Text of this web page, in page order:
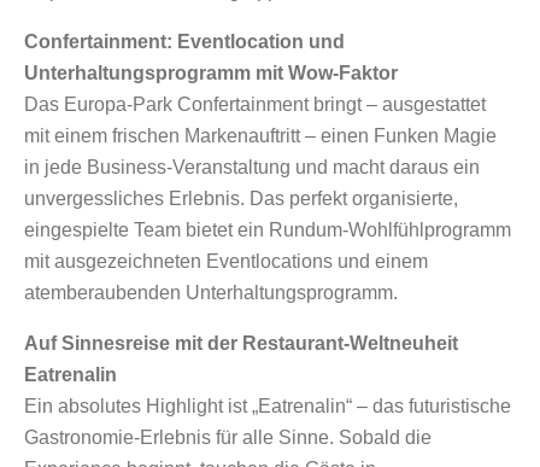
Confertainment: Eventlocation und
Unterhaltungsprogramm mit Wow-Faktor
Das Europa-Park Confertainment bringt – ausgestattet
mit einem frischen Markenauftritt – einen Funken Magie
in jede Business-Veranstaltung und macht daraus ein
unvergessliches Erlebnis. Das perfekt organisierte,
eingespielte Team bietet ein Rundum-Wohlfühlprogramm
mit ausgezeichneten Eventlocations und einem
atemberaubenden Unterhaltungsprogramm.
Auf Sinnesreise mit der Restaurant-Weltneuheit
Eatrenalin
Ein absolutes Highlight ist „Eatrenalin“ – das futuristische
Gastronomie-Erlebnis für alle Sinne. Sobald die